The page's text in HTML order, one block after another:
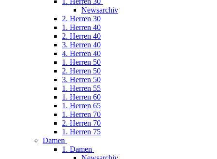
Newsarchiv
2. Herren 30
1. Herren 40
2. Herren 40
3. Herren 40
4. Herren 40
1. Herren 50
2. Herren 50
3. Herren 50
1. Herren 55
1. Herren 60
1. Herren 65
1. Herren 70
2. Herren 70
1. Herren 75
Damen
1. Damen